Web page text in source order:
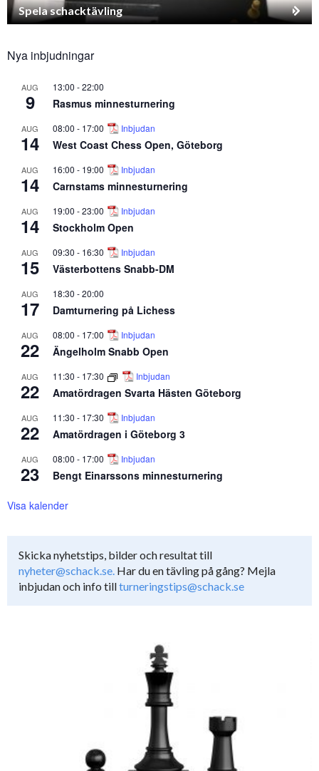
Spela schacktävling
Nya inbjudningar
AUG
9
13:00 -22:00
Rasmus minnesturnering
AUG
14
08:00 - 17:00 Inbjudan
West Coast Chess Open, Göteborg
AUG
14
16:00 - 19:00 Inbjudan
Carnstams minnesturnering
AUG
14
19:00 -23:00 Inbjudan
Stockholm Open
AUG
15
09:30 - 16:30 Inbjudan
Västerbottens Snabb-DM
AUG
17
18:30 -20:00
Damturnering på Lichess
AUG
22
08:00 - 17:00 Inbjudan
Ängelholm Snabb Open
AUG
22
11:30 - 17:30 Inbjudan
Amatördragen Svarta Hästen Göteborg
AUG
22
11:30 - 17:30 Inbjudan
Amatördragen i Göteborg 3
AUG
23
08:00 - 17:00 Inbjudan
Bengt Einarssons minnesturnering
Visa kalender
Skicka nyhetstips, bilder och resultat till
nyheter@schack.se. Har du en tävling på gång? Mejla
inbjudan och info tillturneringstips@schack.se